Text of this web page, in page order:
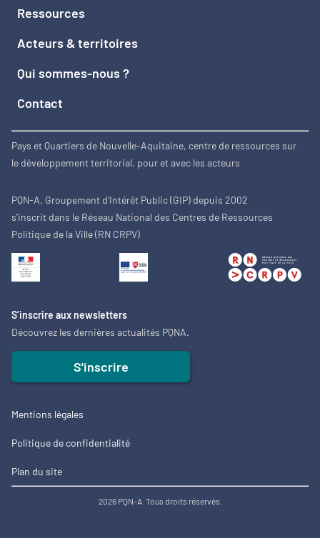
Ressources
Acteurs & territoires
Qui sommes-nous ?
Contact
Pays et Quartiers de Nouvelle-Aquitaine, centre de ressources sur
le développement territorial, pour et avec les acteurs
PQN-A, Groupement d'Intérêt Public (GIP) depuis 2002
s'inscrit dans le Réseau National des Centres de Ressources
Politique de la Ville (RN CRPV)
S’inscrire aux newsletters
Découvrez les dernières actualités PQNA.
S'inscrire
Mentions légales
Politique de confidentialité
Plan du site
2026 PQN-A. Tous droits réservés.